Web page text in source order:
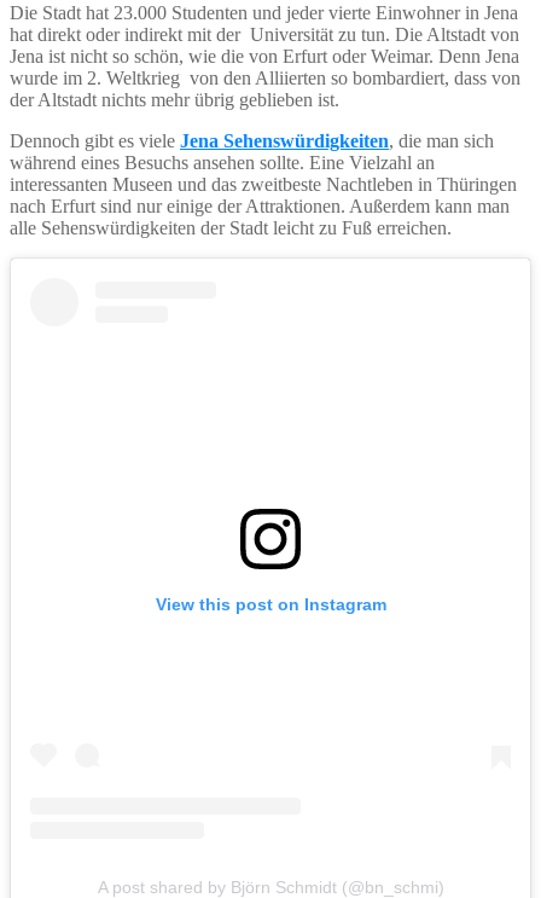
Die Stadt hat 23.000 Studenten und jeder vierte Einwohner in Jena
hat direkt oder indirekt mit der Universität zu tun. Die Altstadt von
Jena ist nicht so schön, wie die von Erfurt oder Weimar. Denn Jena
wurde im 2. Weltkrieg von den Alliierten so bombardiert, dass von
der Altstadt nichts mehr übrig geblieben ist.
Dennoch gibt es viele Jena Sehenswürdigkeiten, die man sich
während eines Besuchs ansehen sollte. Eine Vielzahl an
interessanten Museen und das zweitbeste Nachtleben in Thüringen
nach Erfurt sind nur einige der Attraktionen. Außerdem kann man
alle Sehenswürdigkeiten der Stadt leicht zu Fuß erreichen.
View this post on Instagram
A post shared by Björn Schmidt (@bn_schmi)